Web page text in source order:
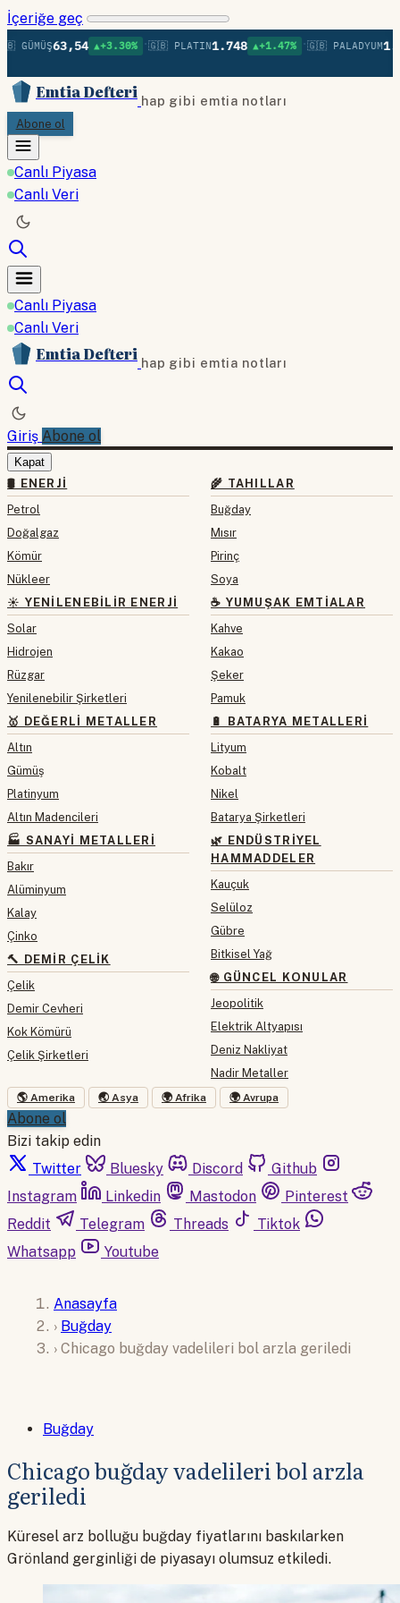
İçeriğe geç
63,54 ▲+3.30% •🇬🇧 PLATIN1.748 ▲+1.47% •🇬🇧 PALADYUM
Emtia Defteri hap gibi emtia notları
Abone ol
Canlı Piyasa
Canlı Veri
Canlı Piyasa
Canlı Veri
Emtia Defteri hap gibi emtia notları
Giriş Abone ol
Kapat
🛢 ENERJI
Petrol
Doğalgaz
Kömür
Nükleer
☀️ YENILENEBILIR ENERJI
Solar
Hidrojen
Rüzgar
Yenilenebilir Şirketleri
🥇 DEĞERLI METALLER
Altın
Gümüş
Platinyum
Altın Madencileri
🏭 SANAYI METALLERI
Bakır
Alüminyum
Kalay
Çinko
🔨 DEMIR ÇELIK
Çelik
Demir Cevheri
Kok Kömürü
Çelik Şirketleri
🌾 TAHILLAR
Buğday
Mısır
Pirinç
Soya
☕ YUMUŞAK EMTIALAR
Kahve
Kakao
Şeker
Pamuk
🔋 BATARYA METALLERI
Lityum
Kobalt
Nikel
Batarya Şirketleri
🌿 ENDÜSTRIYEL
HAMMADDELER
Kauçuk
Selüloz
Gübre
Bitkisel Yağ
🌐 GÜNCEL KONULAR
Jeopolitik
Elektrik Altyapısı
Deniz Nakliyat
Nadir Metaller
🌎 Amerika 🌏 Asya 🌍 Afrika 🌍 Avrupa
Abone ol
Bizi takip edin
Twitter
Bluesky Discord
Github
Instagram
Linkedin Mastodon
Pinterest
Reddit
Telegram Threads
Tiktok
Whatsapp
Youtube
Anasayfa
› Buğday
› Chicago buğday vadelileri bol arzla geriledi
Buğday
Chicago buğday vadelileri bol arzla
geriledi
Küresel arz bolluğu buğday fiyatlarını baskılarken
Grönland gerginliği de piyasayı olumsuz etkiledi.